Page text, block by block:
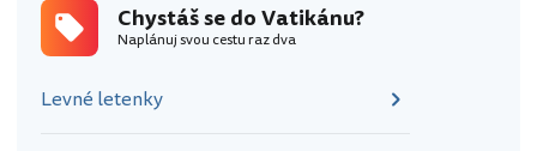
Chystáš se do Vatikánu?
Naplánuj svou cestu raz dva
Levné letenky